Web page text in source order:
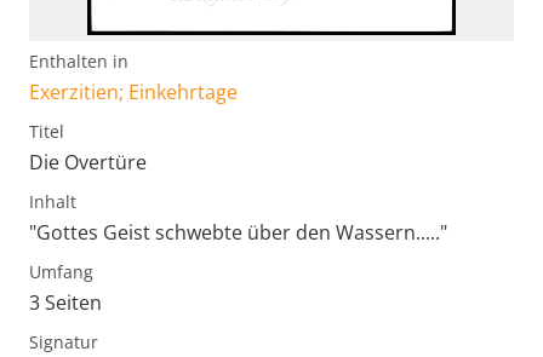
Enthalten in
Exerzitien; Einkehrtage
Titel
Die Overtüre
Inhalt
"Gottes Geist schwebte über den Wassern....."
Umfang
3 Seiten
Signatur